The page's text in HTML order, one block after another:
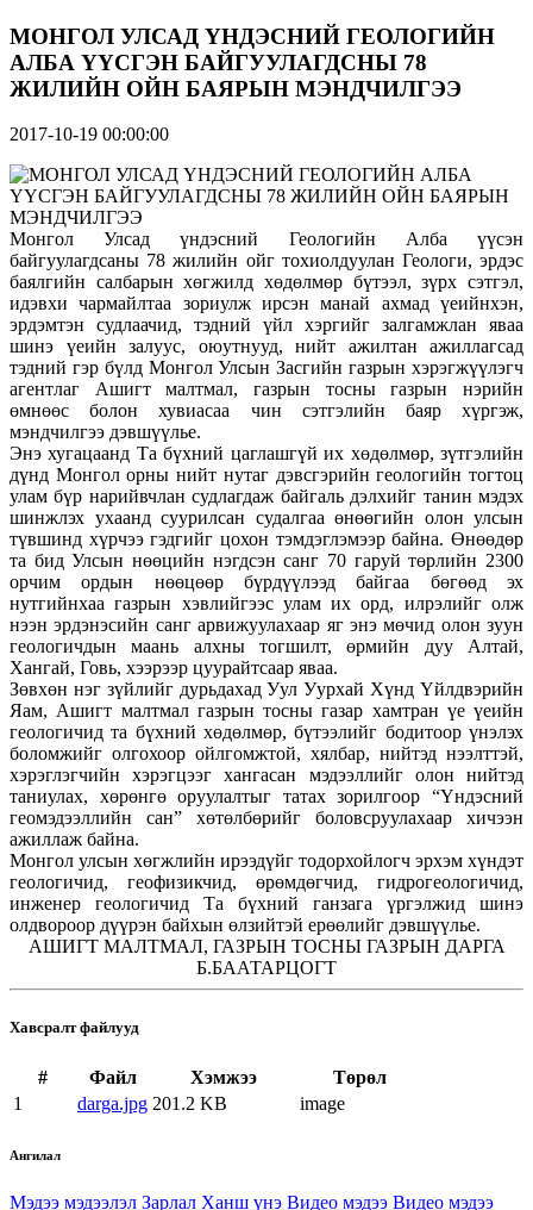
МОНГОЛ УЛСАД ҮНДЭСНИЙ ГЕОЛОГИЙН
АЛБА ҮҮСГЭН БАЙГУУЛАГДСНЫ 78
ЖИЛИЙН ОЙН БАЯРЫН МЭНДЧИЛГЭЭ
2017-10-19 00:00:00
Монгол Улсад үндэсний Геологийн Алба үүсэн
байгуулагдсаны 78 жилийн ойг тохиолдуулан Геологи, эрдэс
баялгийн салбарын хөгжилд хөдөлмөр бүтээл, зүрх сэтгэл,
идэвхи чармайлтаа зориулж ирсэн манай ахмад үеийнхэн,
эрдэмтэн судлаачид, тэдний үйл хэргийг залгамжлан яваа
шинэ үеийн залуус, оюутнууд, нийт ажилтан ажиллагсад
тэдний гэр бүлд Монгол Улсын Засгийн газрын хэрэгжүүлэгч
агентлаг Ашигт малтмал, газрын тосны газрын нэрийн
өмнөөс болон хувиасаа чин сэтгэлийн баяр хүргэж,
мэндчилгээ дэвшүүлье.
Энэ хугацаанд Та бүхний цаглашгүй их хөдөлмөр, зүтгэлийн
дүнд Монгол орны нийт нутаг дэвсгэрийн геологийн тогтоц
улам бүр нарийвчлан судлагдаж байгаль дэлхийг танин мэдэх
шинжлэх ухаанд суурилсан судалгаа өнөөгийн олон улсын
түвшинд хүрчээ гэдгийг цохон тэмдэглэмээр байна. Өнөөдөр
та бид Улсын нөөцийн нэгдсэн санг 70 гаруй төрлийн 2300
орчим ордын нөөцөөр бүрдүүлээд байгаа бөгөөд эх
нутгийнхаа газрын хэвлийгээс улам их орд, илрэлийг олж
нээн эрдэнэсийн санг арвижуулахаар яг энэ мөчид олон зуун
геологичдын маань алхны тогшилт, өрмийн дуу Алтай,
Хангай, Говь, хээрээр цуурайтсаар яваа.
Зөвхөн нэг зүйлийг дурьдахад Уул Уурхай Хүнд Үйлдвэрийн
Яам, Ашигт малтмал газрын тосны газар хамтран үе үеийн
геологичид та бүхний хөдөлмөр, бүтээлийг бодитоор үнэлэх
боломжийг олгохоор ойлгомжтой, хялбар, нийтэд нээлттэй,
хэрэглэгчийн хэрэгцээг хангасан мэдээллийг олон нийтэд
таниулах, хөрөнгө оруулалтыг татах зорилгоор “Үндэсний
геомэдээллийн сан” хөтөлбөрийг боловсруулахаар хичээн
ажиллаж байна.
Монгол улсын хөгжлийн ирээдүйг тодорхойлогч эрхэм хүндэт
геологичид, геофизикчид, өрөмдөгчид, гидрогеологичид,
инженер геологичид Та бүхний ганзага үргэлжид шинэ
олдвороор дүүрэн байхын өлзийтэй ерөөлийг дэвшүүлье.
АШИГТ МАЛТМАЛ, ГАЗРЫН ТОСНЫ ГАЗРЫН ДАРГА
Б.БААТАРЦОГТ
Хавсралт файлууд
# Файл Хэмжээ
Төрөл
1
darga.jpg 201.2 KB image
Ангилал
Мэдээ мэдээлэл Зарлал Ханш үнэ Видео мэдээ Видео мэдээ